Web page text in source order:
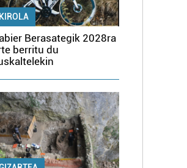
KIROLA
Berasategik 2028ra
berritu du